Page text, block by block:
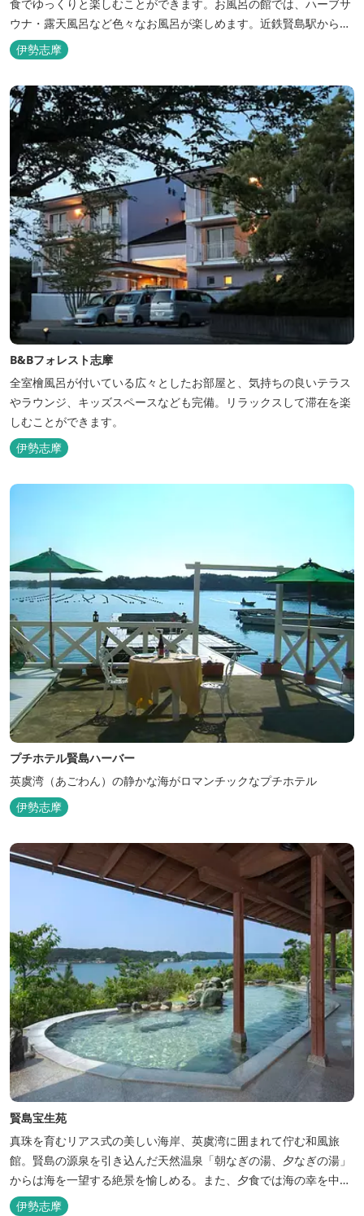
食でゆっくりと楽しむことができます。お風呂の館では、ハーブサ
ウナ・露天風呂など色々なお風呂が楽しめます。近鉄賢島駅から歩
いて5分と好立地です。
伊勢志摩
B&Bフォレスト志摩
全室檜風呂が付いている広々としたお部屋と、気持ちの良いテラス
やラウンジ、キッズスペースなども完備。リラックスして滞在を楽
しむことができます。
伊勢志摩
プチホテル賢島ハーバー
英虞湾（あごわん）の静かな海がロマンチックなプチホテル
伊勢志摩
賢島宝生苑
真珠を育むリアス式の美しい海岸、英虞湾に囲まれて佇む和風旅
館。賢島の源泉を引き込んだ天然温泉「朝なぎの湯、夕なぎの湯」
からは海を一望する絶景を愉しめる。また、夕食では海の幸を中心
とした和会席でおもてなしいたします。
伊勢志摩